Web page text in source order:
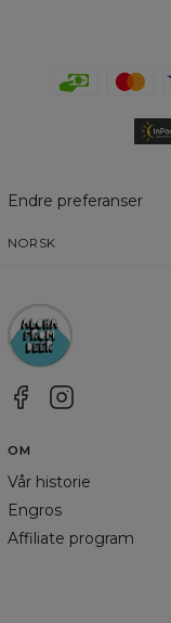
Endre preferanser
NORSK
OM
Vår historie
Engros
Affiliate program